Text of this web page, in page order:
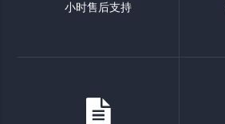
小时售后支持